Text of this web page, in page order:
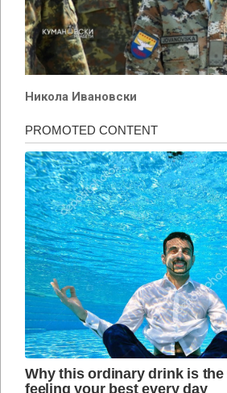
Никола Ивановски